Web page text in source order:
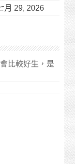
月 29, 2026
比較好生，是